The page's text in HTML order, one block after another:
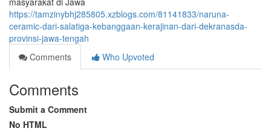
https://tamzinybhj285805.xzblogs.com/81141833/naruna-
ceramic-dari-salatiga-kebanggaan-kerajinan-dari-dekranasda-
provinsi-jawa-tengah
Comments
Who Upvoted
Comments
Submit a Comment
No HTML